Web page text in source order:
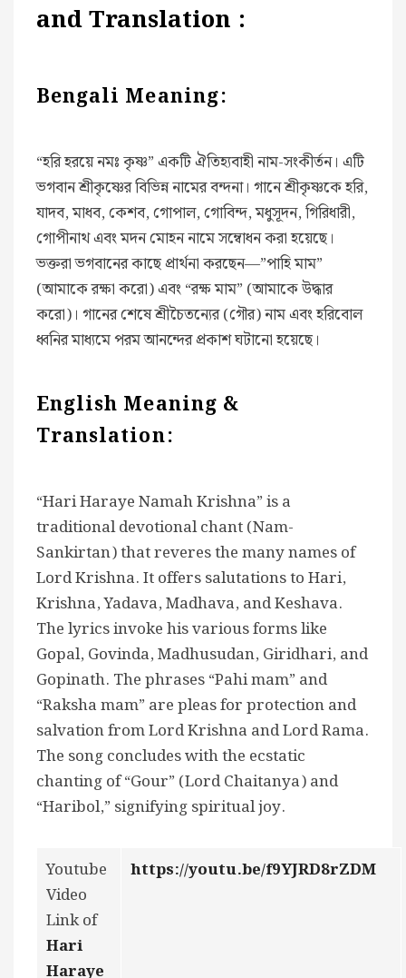
and Translation :
Bengali Meaning:
“হরি হরয়ে নমঃ কৃষ্ণ” একটি ঐতিহ্যবাহী নাম-সংকীর্তন। এটি
ভগবান শ্রীকৃষ্ণের বিভিন্ন নামের বন্দনা। গানে শ্রীকৃষ্ণকে হরি,
যাদব, মাধব, কেশব, গোপাল, গোবিন্দ, মধুসূদন, গিরিধারী,
গোপীনাথ এবং মদন মোহন নামে সম্বোধন করা হয়েছে।
ভক্তরা ভগবানের কাছে প্রার্থনা করছেন—”পাহি মাম”
(আমাকে রক্ষা করো) এবং “রক্ষ মাম” (আমাকে উদ্ধার
করো)। গানের শেষে শ্রীচৈতন্যের (গৌর) নাম এবং হরিবোল
ধ্বনির মাধ্যমে পরম আনন্দের প্রকাশ ঘটানো হয়েছে।
English Meaning &
Translation:
“Hari Haraye Namah Krishna” is a
traditional devotional chant (Nam-
Sankirtan) that reveres the many names of
Lord Krishna. It offers salutations to Hari,
Krishna, Yadava, Madhava, and Keshava.
The lyrics invoke his various forms like
Gopal, Govinda, Madhusudan, Giridhari, and
Gopinath. The phrases “Pahi mam” and
“Raksha mam” are pleas for protection and
salvation from Lord Krishna and Lord Rama.
The song concludes with the ecstatic
chanting of “Gour” (Lord Chaitanya) and
“Haribol,” signifying spiritual joy.
Youtube
Video
Link of
Hari
Haraye
https://youtu.be/f9YJRD8rZDM